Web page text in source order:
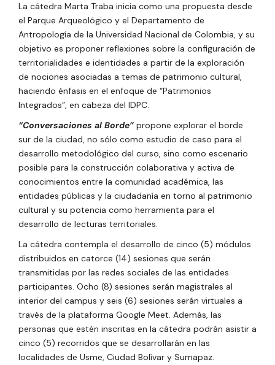
La cátedra Marta Traba inicia como una propuesta desde
el Parque Arqueológico y el Departamento de
Antropología de la Universidad Nacional de Colombia, y su
objetivo es proponer reflexiones sobre la configuración de
territorialidades e identidades a partir de la exploración
de nociones asociadas a temas de patrimonio cultural,
haciendo énfasis en el enfoque de “Patrimonios
Integrados”, en cabeza del IDPC.
“Conversaciones al Borde” propone explorar el borde
sur de la ciudad, no sólo como estudio de caso para el
desarrollo metodológico del curso, sino como escenario
posible para la construcción colaborativa y activa de
conocimientos entre la comunidad académica, las
entidades públicas y la ciudadanía en torno al patrimonio
cultural y su potencia como herramienta para el
desarrollo de lecturas territoriales.
La cátedra contempla el desarrollo de cinco (5) módulos
distribuidos en catorce (14) sesiones que serán
transmitidas por las redes sociales de las entidades
participantes. Ocho (8) sesiones serán magistrales al
interior del campus y seis (6) sesiones serán virtuales a
través de la plataforma Google Meet. Además, las
personas que estén inscritas en la cátedra podrán asistir a
cinco (5) recorridos que se desarrollarán en las
localidades de Usme, Ciudad Bolívar y Sumapaz.